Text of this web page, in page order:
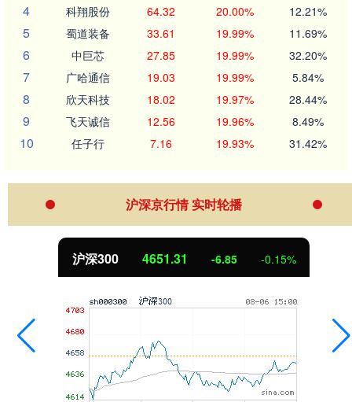
4 科翔股份 64.32 20.00% 12.21%
5 蜀道装备 33.61 19.99% 11.69%
6 中巨芯 27.85 19.99% 32.20%
7 广哈通信 19.03 19.99% 5.84%
8 欣天科技 18.02 19.97% 28.44%
9 飞天诚信 12.56 19.96% 8.49%
10 任子行 7.16 19.93% 31.42%
沪深京行情 实时轮播
沪深300 4651.31 -6.85 -0.15%